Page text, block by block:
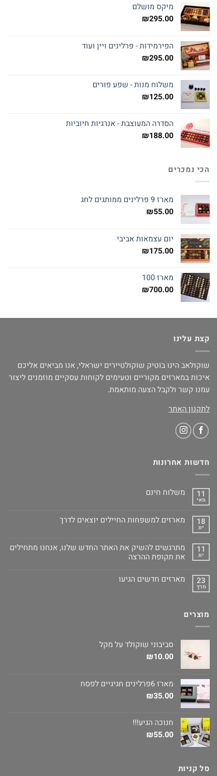
מיקס מושלם
₪295.00
הפירמידות - פרלינים ויין ועוד
₪295.00
משלוח מנות - שפע פורים
₪125.00
הסדרה המעוצבת - אנרגיות חיוביות
₪188.00
הכי נמכרים
מארז 9 פרלינים ממותגים לחג
₪55.00
יום עצמאות אביבי
₪175.00
מארז 100
₪700.00
קצת עלינו
שוקולאב הינו בוטיק שוקולטיירים ישראלי, אנו מביאים אליכם
איכות במארזים מקוריים וטעימים לקוחות עסקיים מוזמנים ליצור
עמנו קשר ולקבל הצעה מותאמת.
לתקנון האתר
חדשות אחרונות
11
מאי
משלוח חינם
18
יונ
מארזים למשפחות החיילים יוצאים לדרך
11
יונ
מתרגשים להשיק את האתר החדש שלנו, אנחנו מתחילים
את תקופת ההרצה
23
מרץ
מארזים חדשים הגיעו
מוצרים
סביבוני שוקולד על מקל
₪10.00
מארז 6פרלינים חגיגיים לפסח
₪35.00
חנוכה הגיע!!!
₪55.00
סל קניות